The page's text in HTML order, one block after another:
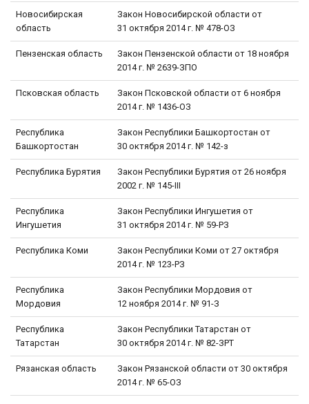
Новосибирская
область
Закон Новосибирской области от
31 октября 2014 г. № 478-ОЗ
Пензенская область
Закон Пензенской области от 18 ноября
2014 г. № 2639-ЗПО
Псковская область
Закон Псковской области от 6 ноября
2014 г. № 1436-ОЗ
Республика
Башкортостан
Закон Республики Башкортостан от
30 октября 2014 г. № 142-з
Республика Бурятия
Закон Республики Бурятия от 26 ноября
2002 г. № 145-III
Республика
Ингушетия
Закон Республики Ингушетия от
31 октября 2014 г. № 59-РЗ
Республика Коми
Закон Республики Коми от 27 октября
2014 г. № 123-РЗ
Республика
Мордовия
Закон Республики Мордовия от
12 ноября 2014 г. № 91-З
Республика
Татарстан
Закон Республики Татарстан от
30 октября 2014 г. № 82-ЗРТ
Рязанская область
Закон Рязанской области от 30 октября
2014 г. № 65-ОЗ